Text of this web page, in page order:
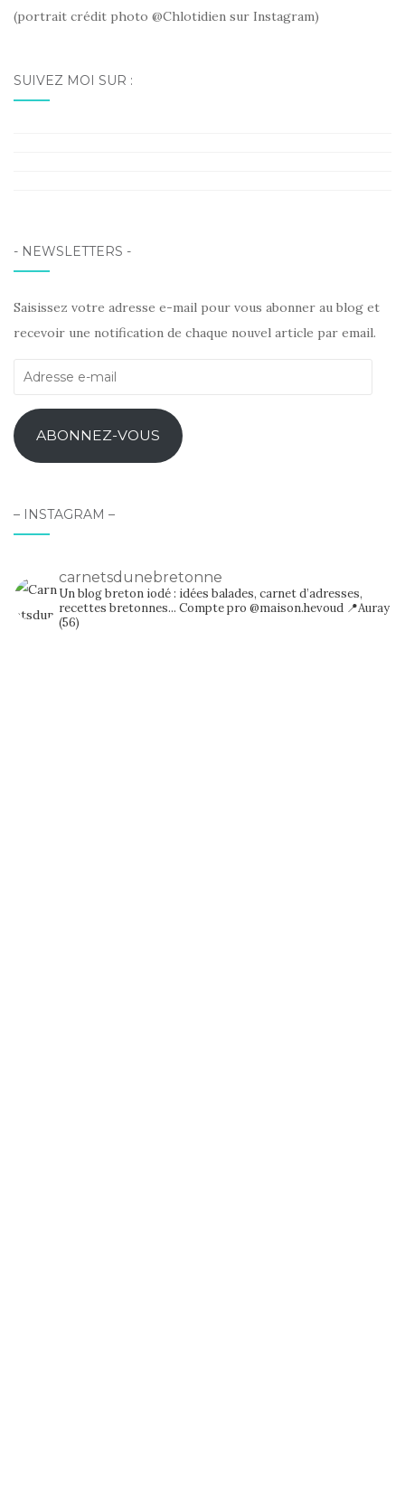
(portrait crédit photo @Chlotidien sur Instagram)
SUIVEZ MOI SUR :
- NEWSLETTERS -
Saisissez votre adresse e-mail pour vous abonner au blog et
recevoir une notification de chaque nouvel article par email.
Adresse
mail
ABONNEZ-VOUS
– INSTAGRAM –
carnetsdunebretonne
Un blog breton iodé : idées balades, carnet d’adresses,
recettes bretonnes... Compte pro @maison.hevoud 📍Auray
(56)